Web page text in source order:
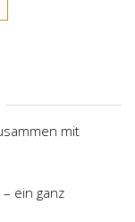
mit
ein ganz